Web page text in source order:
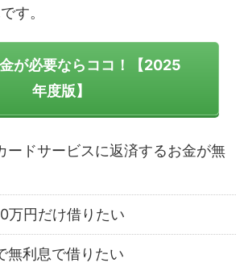
す。
が必要ならココ！【2025
年度版】
ードサービスに返済するお金が無
万円だけ借りたい
無利息で借りたい